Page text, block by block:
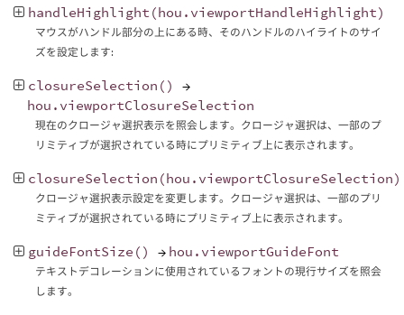
handleHighlight (hou . viewportHandleHighlight)
マウスがハンドル部分の上にある時、そのハンドルのハイライトのサイ
ズを設定します:
closureSelection ()
→
hou . viewportClosureSelection
現在のクロージャ選択表示を照会します。クロージャ選択は、一部のプ
リミティブが選択されている時にプリミティブ上に表示されます。
closureSelection (hou . viewportClosureSelection)
クロージャ選択表示設定を変更します。クロージャ選択は、一部のプリ
ミティブが選択されている時にプリミティブ上に表示されます。
guideFontSize () → hou . viewportGuideFont
テキストデコレーションに使用されているフォントの現行サイズを照会
します。